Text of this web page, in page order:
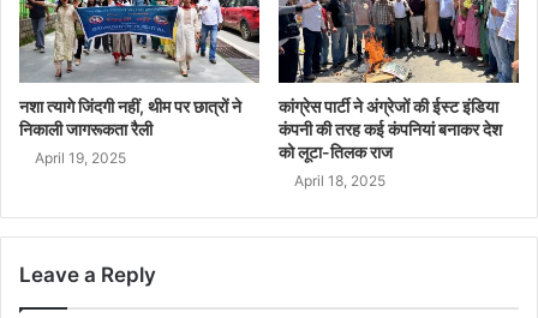
नशा त्यागे जिंदगी नहीं, थीम पर छात्रों ने
निकाली जागरूकता रैली
April 19, 2025
कांग्रेस पार्टी ने अंग्रेजों की ईस्ट इंडिया
कंपनी की तरह कई कंपनियां बनाकर देश
को लूटा-तिलक राज
April 18, 2025
Leave a Reply